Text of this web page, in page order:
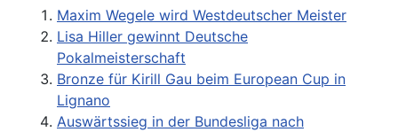
Maxim Wegele wird Westdeutscher Meister
Lisa Hiller gewinnt Deutsche
Pokalmeisterschaft
Bronze für Kirill Gau beim European Cup in
Lignano
Auswärtssieg in der Bundesliga nach